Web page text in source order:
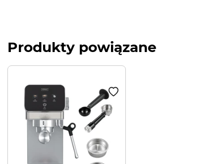
Produkty powiązane